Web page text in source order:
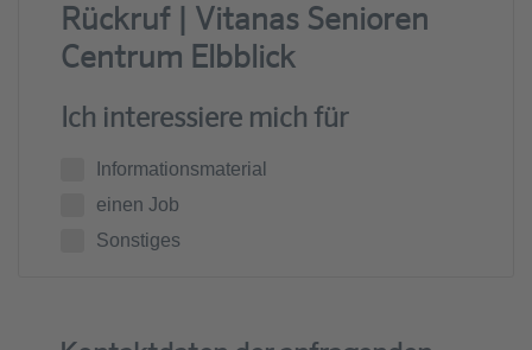
Rückruf | Vitanas Senioren
Centrum Elbblick
Ich interessiere mich für
Informationsmaterial
einen Job
Sonstiges